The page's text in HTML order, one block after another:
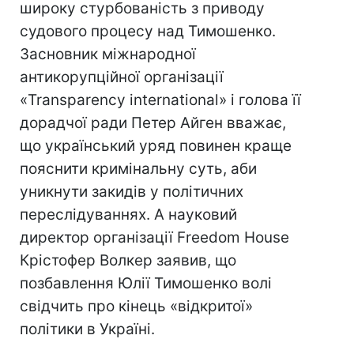
широку стурбованість з приводу
судового процесу над Тимошенко.
Засновник міжнародної
антикорупційної організації
«Transparency international» і голова її
дорадчої ради Петер Айген вважає,
що український уряд повинен краще
пояснити кримінальну суть, аби
уникнути закидів у політичних
переслідуваннях. А науковий
директор організації Freedom House
Крістофер Волкер заявив, що
позбавлення Юлії Тимошенко волі
свідчить про кінець «відкритої»
політики в Україні.